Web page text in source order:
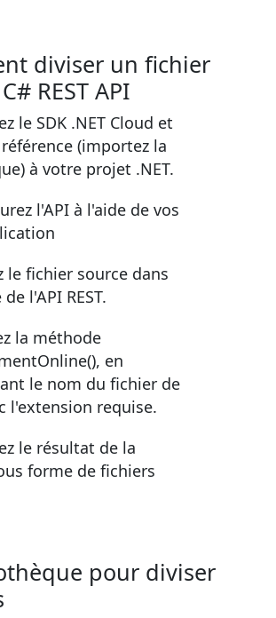
diviser un fichier
C# REST API
le SDK .NET Cloud et
(importez la
à votre projet .NET.
l'API à l'aide de vos
le fichier source dans
l'API REST.
la méthode
en
le nom du fichier de
l'extension requise.
le résultat de la
forme de fichiers
pour diviser